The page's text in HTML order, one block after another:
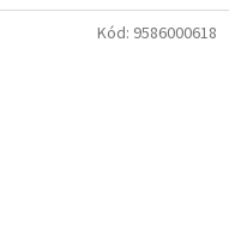
Kód: 9586000618